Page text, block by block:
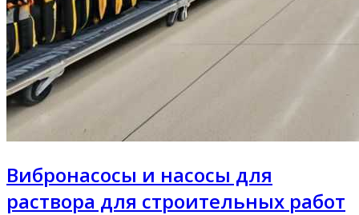
Вибронасосы и насосы для
раствора для строительных работ